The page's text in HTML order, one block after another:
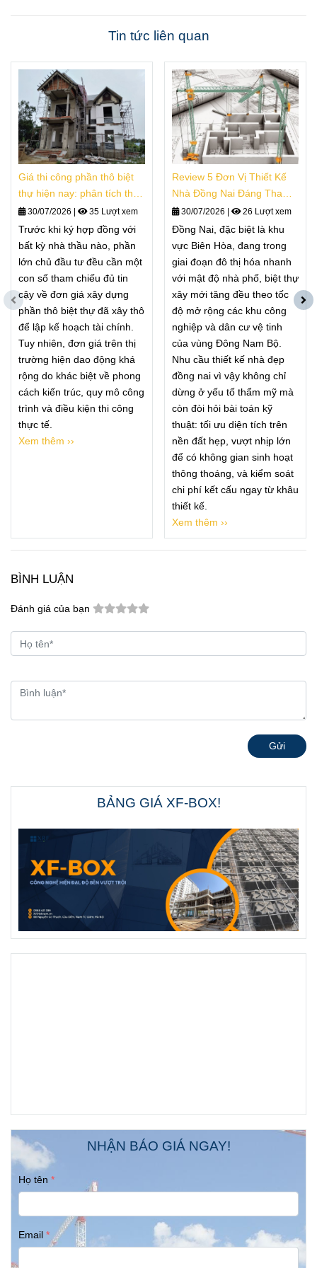
Tin tức liên quan
Giá thi công phần thô biệt
thự hiện nay: phân tích thực
tế30/07/2026 | 35 Lượt xem
Trước khi ký hợp đồng với
bất kỳ nhà thầu nào, phần
lớn chủ đầu tư đều cần một
con số tham chiếu đủ tin
cậy về đơn giá xây dựng
phần thô biệt thự đã xây thô
để lập kế hoạch tài chính.
Tuy nhiên, đơn giá trên thị
trường hiện dao động khá
rộng do khác biệt về phong
cách kiến trúc, quy mô công
trình và điều kiện thi công
thực tế.
Xem thêm ››
Review 5 Đơn Vị Thiết Kế
Nhà Đồng Nai Đáng Tham
Khảo
30/07/2026 | 26 Lượt xem
Đồng Nai, đặc biệt là khu
vực Biên Hòa, đang trong
giai đoạn đô thị hóa nhanh
với mật độ nhà phố, biệt thự
xây mới tăng đều theo tốc
độ mở rộng các khu công
nghiệp và dân cư vệ tinh
của vùng Đông Nam Bộ.
Nhu cầu thiết kế nhà đẹp
đồng nai vì vậy không chỉ
dừng ở yếu tố thẩm mỹ mà
còn đòi hỏi bài toán kỹ
thuật: tối ưu diện tích trên
nền đất hẹp, vượt nhịp lớn
để có không gian sinh hoạt
thông thoáng, và kiểm soát
chi phí kết cấu ngay từ khâu
thiết kế.
Xem thêm ››
BÌNH LUẬN
Đánh giá của bạn
Gửi
BẢNG GIÁ XF-BOX!
NHẬN BÁO GIÁ NGAY!
Họ tên
Email